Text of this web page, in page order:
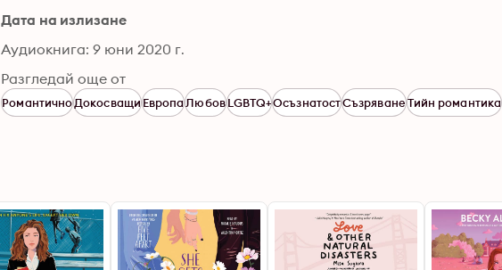
Дата на излизане
Аудиокнига: 9 юни 2020 г.
Разгледай още от
РомантичноДокосващиЕвропаЛюбовLGBTQ+ОсъзнатостСъзряванеТийн романтика